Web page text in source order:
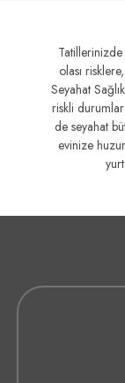
olası
Seyahat
riskli
de seyahat
evinize